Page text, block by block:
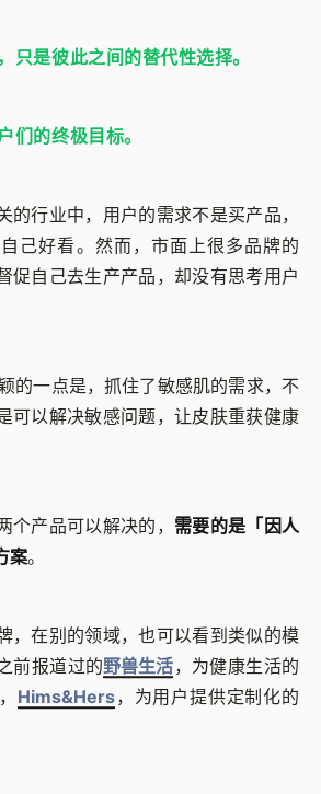
只是彼此之间的替代性选择。
们的终极目标。
的行业中，用户的需求不是买产品，
己好看。然而，市面上很多品牌的
促自己去生产产品，却没有思考用户
的一点是，抓住了敏感肌的需求，不
可以解决敏感问题，让皮肤重获健康
个产品可以解决的， 需要的是「因人
案。
，在别的领域，也可以看到类似的模
前报道过的野兽生活，为健康生活的
Hims&Hers，为用户提供定制化的